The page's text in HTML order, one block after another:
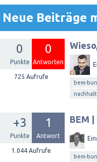
Neue Beiträge
0
Punkte
0
Antworten
725 Aufrufe
bem-
+3
Punkte
1
Antwort
1.044Aufrufe
BEM
bem-